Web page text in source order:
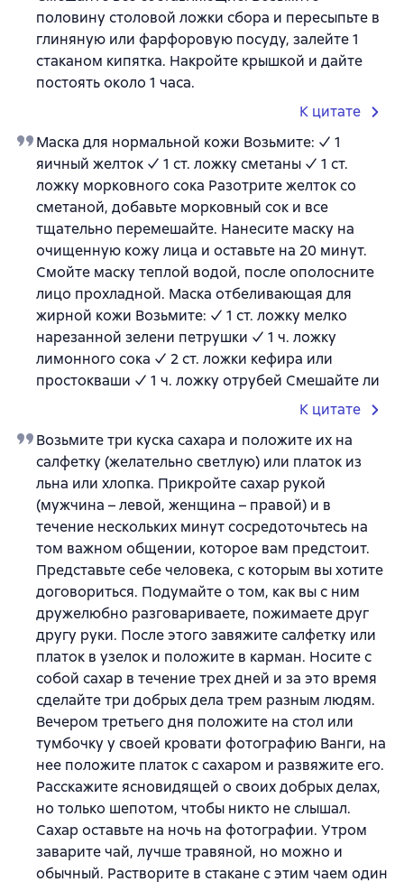
половину столовой ложки сбора и пересыпьте в
глиняную или фарфоровую посуду, залейте 1
стаканом кипятка. Накройте крышкой и дайте
постоять около 1 часа.
К цитате
Маска для нормальной кожи Возьмите: ✓ 1
яичный желток ✓ 1 ст. ложку сметаны ✓ 1 ст.
ложку морковного сока Разотрите желток со
сметаной, добавьте морковный сок и все
тщательно перемешайте. Нанесите маску на
очищенную кожу лица и оставьте на 20 минут.
Смойте маску теплой водой, после ополосните
лицо прохладной. Маска отбеливающая для
жирной кожи Возьмите: ✓ 1 ст. ложку мелко
нарезанной зелени петрушки ✓ 1 ч. ложку
лимонного сока ✓ 2 ст. ложки кефира или
простокваши ✓ 1 ч. ложку отрубей Смешайте ли
К цитате
Возьмите три куска сахара и положите их на
салфетку (желательно светлую) или платок из
льна или хлопка. Прикройте сахар рукой
(мужчина – левой, женщина – правой) и в
течение нескольких минут сосредоточьтесь на
том важном общении, которое вам предстоит.
Представьте себе человека, с которым вы хотите
договориться. Подумайте о том, как вы с ним
дружелюбно разговариваете, пожимаете друг
другу руки. После этого завяжите салфетку или
платок в узелок и положите в карман. Носите с
собой сахар в течение трех дней и за это время
сделайте три добрых дела трем разным людям.
Вечером третьего дня положите на стол или
тумбочку у своей кровати фотографию Ванги, на
нее положите платок с сахаром и развяжите его.
Расскажите ясновидящей о своих добрых делах,
но только шепотом, чтобы никто не слышал.
Сахар оставьте на ночь на фотографии. Утром
заварите чай, лучше травяной, но можно и
обычный. Растворите в стакане с этим чаем один